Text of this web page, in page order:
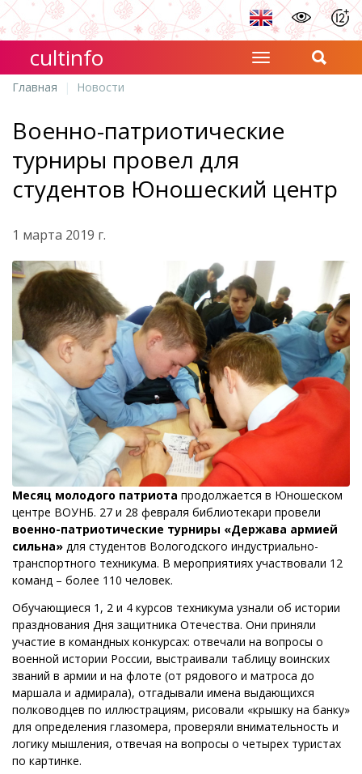
cultinfo
Главная Новости
Военно-патриотические
турниры провел для
студентов Юношеский центр
1 марта 2019 г.
Месяц молодого патриота продолжается в Юношеском
центре ВОУНБ. 27 и 28 февраля библиотекари провели
военно-патриотические турниры «Держава армией
сильна» для студентов Вологодского индустриально-
транспортного техникума. В мероприятиях участвовали 12
команд – более 110 человек.
Обучающиеся 1, 2 и 4 курсов техникума узнали об истории
празднования Дня защитника Отечества. Они приняли
участие в командных конкурсах: отвечали на вопросы о
военной истории России, выстраивали таблицу воинских
званий в армии и на флоте (от рядового и матроса до
маршала и адмирала), отгадывали имена выдающихся
полководцев по иллюстрациям, рисовали «крышку на банку»
для определения глазомера, проверяли внимательность и
логику мышления, отвечая на вопросы о четырех туристах
по картинке.